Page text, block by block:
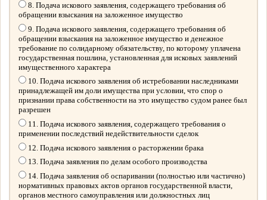
8. Подача искового заявления, содержащего требования об
обращении взыскания на заложенное имущество
9. Подача искового заявления, содержащего требования об
обращении взыскания на заложенное имущество и денежное
требование по солидарному обязательству, по которому уплачена
государственная пошлина, установленная для исковых заявлений
имущественного характера
10. Подача искового заявления об истребовании наследниками
принадлежащей им доли имущества при условии, что спор о
признании права собственности на это имущество судом ранее был
разрешен
11. Подача искового заявления, содержащего требования о
применении последствий недействительности сделок
12. Подача искового заявления о расторжении брака
13. Подача заявления по делам особого производства
14. Подача заявления об оспаривании (полностью или частично)
нормативных правовых актов органов государственной власти,
органов местного самоуправления или должностных лиц